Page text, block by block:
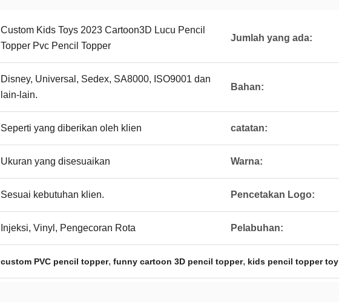
Custom Kids Toys 2023 Cartoon3D Lucu Pencil
Topper Pvc Pencil Topper
Jumlah yang ada:
Disney, Universal, Sedex, SA8000, ISO9001 dan
lain-lain.
Bahan:
Seperti yang diberikan oleh klien catatan:
Ukuran yang disesuaikan Warna:
Sesuai kebutuhan klien. Pencetakan Logo:
Injeksi, Vinyl, Pengecoran Rota Pelabuhan:
custom PVC pencil topper, funny cartoon 3D pencil topper, kids pencil topper toy